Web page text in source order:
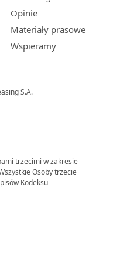
S.A.
trzecimi w zakresie
Osoby trzecie
Kodeksu
Opinie
Materiały prasowe
Wspieramy